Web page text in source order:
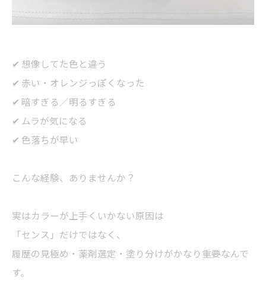
✔ 想像してた色と違う
✔ 赤い・オレンジっぽくなった
✔ 暗すぎる／明るすぎる
✔ ムラが気になる
✔ 色落ちが早い
こんな経験、ありませんか？
実はカラーが上手くいかない原因は
「センス」だけではなく、
履歴の見極め・薬剤選定・塗り分けがかなり重要なんで
す。